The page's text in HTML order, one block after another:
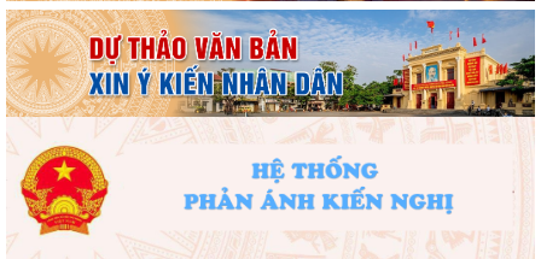
ĐẢNG BỘ PHƯỜNG HỒNG BÀNG NGHIÊM TÚC THAM DỰ HỘI NGHỊ
TOÀN QUỐC NGHIÊN CỨU, HỌC TẬP, QUÁN TRIỆT VÀ...
ĐẢNG ỦY - HĐND - UBND - UBMTTQ VIỆT NAM PHƯỜNG PHỐI HỢP
CÙNG TRƯỜNG THPT LƯƠNG KHÁNH THIỆN VÀ...
LỄ THẮP NẾN TRI ÂN CÁC ANH HÙNG LIỆT SĨ NHÂN DỊP KỶ NIỆM 79
NĂM NGÀY THƯƠNG BINH, LIỆT SĨ
Phường Hồng Bàng tổ chức Lễ tưởng niệm, cầu siêu Mẹ Việt Nam Anh